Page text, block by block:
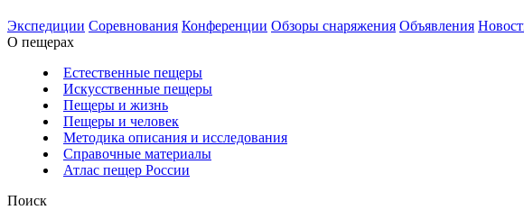
Экспедиции Соревнования Конференции Обзоры снаряжения Объявления
О пещерах
Естественные пещеры
Искусственные пещеры
Пещеры и жизнь
Пещеры и человек
Методика описания и исследования
Справочные материалы
Атлас пещер России
Поиск